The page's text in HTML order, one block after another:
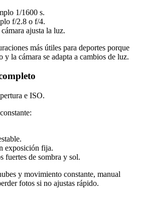
1/1600 s.
f/2.8 o f/4.
ajusta la luz.
más útiles para deportes porque
y la cámara se adapta a cambios de luz.
e ISO.
exposición fija.
fuertes de sombra y sol.
y movimiento constante, manual
fotos si no ajustas rápido.